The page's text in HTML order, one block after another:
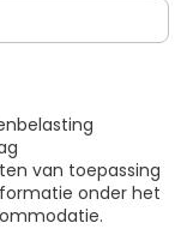
van toepassing
onder het